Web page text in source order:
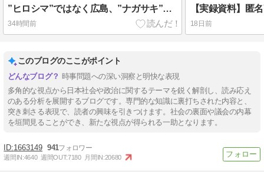
”ヒロシマ”ではなく広島、”ナガサキ”ではなく長崎、”フクシマ”ではなく福島だ。【いい加減、ウザイと思った人はシェア】
34時間前 18日前
このブログのここがポイント
時事問題への深い洞察と明快な表現
多角的な視点から日本社会や政治に関するテーマを鋭く解剖し、読み応え
のある分析を展開するブログです。専門的な知識に裏打ちされた内容と、
突き刺さる表現で、読者の興味を引きつけます。社会の裏面や議会の内幕
を垣間見ることができ、新たな視点が得られる一助となります。
1663149 941
週間IN:4640 週間OUT:7180 月間IN:20680